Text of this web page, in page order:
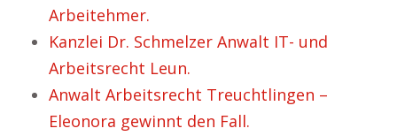
Arbeitehmer.
Kanzlei Dr. Schmelzer Anwalt IT- und
Arbeitsrecht Leun.
Anwalt Arbeitsrecht Treuchtlingen –
Eleonora gewinnt den Fall.